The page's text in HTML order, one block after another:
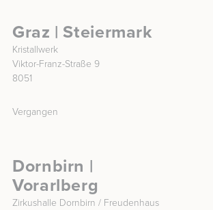
Graz | Steiermark
Kristallwerk
Viktor-Franz-Straße 9
8051
Vergangen
Dornbirn |
Vorarlberg
Zirkushalle Dornbirn / Freudenhaus